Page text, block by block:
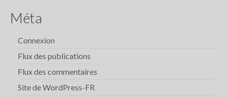
Méta
Connexion
Flux des publications
Flux des commentaires
Site de WordPress-FR